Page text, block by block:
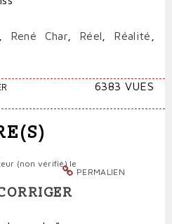
René Char Réel Réalité
6383 VUES
PERMALIEN
(non vérifié)le